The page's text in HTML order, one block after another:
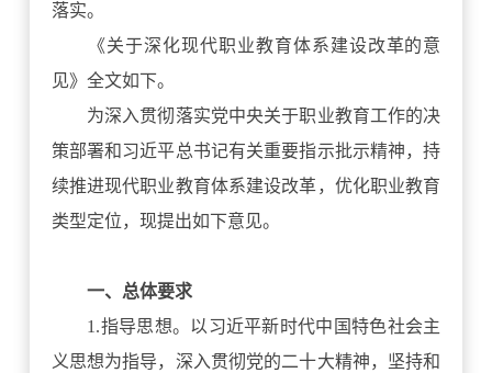
落实。
《关于深化现代职业教育体系建设改革的意
见》全文如下。
为深入贯彻落实党中央关于职业教育工作的决
策部署和习近平总书记有关重要指示批示精神，持
续推进现代职业教育体系建设改革，优化职业教育
类型定位，现提出如下意见。
一、总体要求
1.指导思想。以习近平新时代中国特色社会主
义思想为指导，深入贯彻党的二十大精神，坚持和